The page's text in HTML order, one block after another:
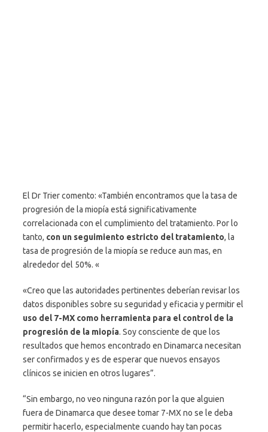
El Dr Trier comento: «También encontramos que la tasa de
progresión de la miopía está significativamente
correlacionada con el cumplimiento del tratamiento. Por lo
tanto, con un seguimiento estricto del tratamiento, la
tasa de progresión de la miopía se reduce aun mas, en
alrededor del 50%. «
«Creo que las autoridades pertinentes deberían revisar los
datos disponibles sobre su seguridad y eficacia y permitir el
uso del 7-MX como herramienta para el control de la
progresión de la miopía. Soy consciente de que los
resultados que hemos encontrado en Dinamarca necesitan
ser confirmados y es de esperar que nuevos ensayos
clínicos se inicien en otros lugares”.
“Sin embargo, no veo ninguna razón por la que alguien
fuera de Dinamarca que desee tomar 7-MX no se le deba
permitir hacerlo, especialmente cuando hay tan pocas